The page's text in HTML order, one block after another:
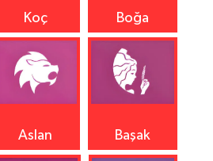
Koç Boğa
Aslan Başak